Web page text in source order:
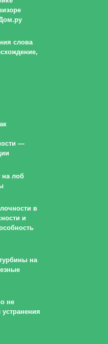
слова
—
на лоб
в
и
на
не